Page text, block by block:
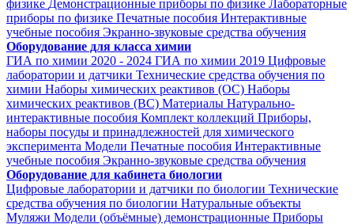
физике Демонстрационные приборы по физике Лабораторные
приборы по физике Печатные пособия Интерактивные
учебные пособия Экранно-звуковые средства обучения
Оборудование для класса химии
ГИА по химии 2020 - 2024 ГИА по химии 2019 Цифровые
лаборатории и датчики Технические средства обучения по
химии Наборы химических реактивов (ОС) Наборы
химических реактивов (ВС) Материалы Натурально-
интерактивные пособия Комплект коллекций Приборы,
наборы посуды и принадлежностей для химического
эксперимента Модели Печатные пособия Интерактивные
учебные пособия Экранно-звуковые средства обучения
Оборудование для кабинета биологии
Цифровые лаборатории и датчики по биологии Технические
средства обучения по биологии Натуральные объекты
Муляжи Модели (объёмные) демонстрационные Приборы